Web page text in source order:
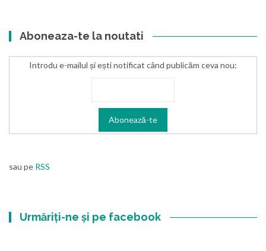
Aboneaza-te la noutati
Introdu e-mailul și ești notificat când publicăm ceva nou:
sau pe RSS
Urmăriți-ne și pe facebook